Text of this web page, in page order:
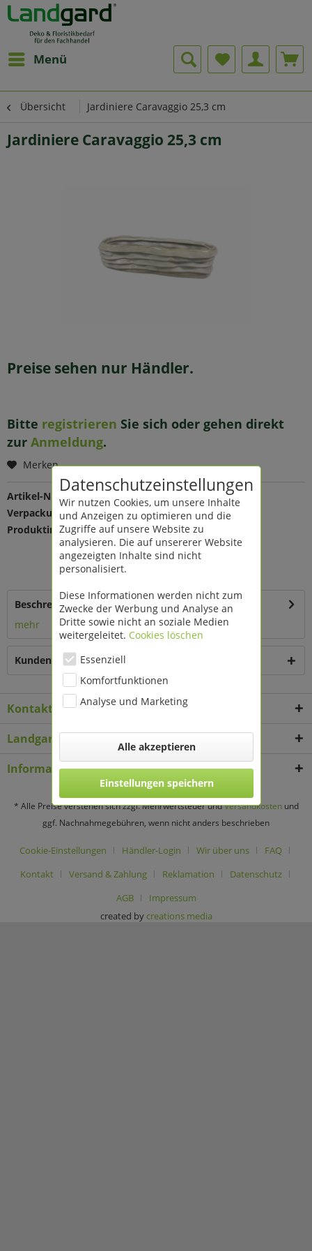
Menü
Übersicht Jardiniere Caravaggio 25,3 cm
Jardiniere Caravaggio 25,3 cm
Preise sehen nur Händler.
Bitte registrieren Sie sich oder gehen direkt
zur Anmeldung.
Merken
Artikel-Nr.:
208880
Verpackungseinheit:
1 St
Produktinfo:
Farbe: creme
Maße: L 25,3 B 8,8 H 6 cm
Material: Keramik
mit Wellen
Beschreibung
mehr
Kunden kauften auch
Kontakt
Landgard Deko & Floristikbedarf
Informationen
* Alle Preise verstehen sich zzgl. Mehrwertsteuer undVersandkostenund
ggf. Nachnahmegebühren, wenn nicht anders beschrieben
Cookie-Einstellungen Händler-Login Wir über uns
FAQ
Kontakt
Versand & Zahlung Reklamation
Datenschutz
AGB
Impressum
created by creations media
Datenschutzeinstellungen
Wir nutzen Cookies, um unsere Inhalte
und Anzeigen zu optimieren und die
Zugriffe auf unsere Website zu
analysieren. Die auf unsererer Website
angezeigten Inhalte sind nicht
personalisiert.
Diese Informationen werden nicht zum
Zwecke der Werbung und Analyse an
Dritte sowie nicht an soziale Medien
weitergeleitet. Cookies löschen
Essenziell
Komfortfunktionen
Analyse und Marketing
Alle akzeptieren
Einstellungen speichern